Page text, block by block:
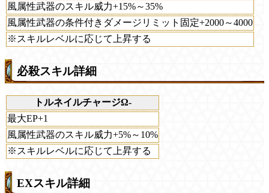
風属性武器のスキル威力+15%～35%
風属性武器の条件付きダメージリミット固定+2000～4000
※スキルレベルに応じて上昇する
必殺スキル詳細
トルネイルチャージΩ-
最大EP+1
風属性武器のスキル威力+5%～10%
※スキルレベルに応じて上昇する
EXスキル詳細